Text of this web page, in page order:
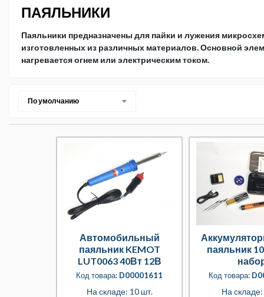
ПАЯЛЬНИКИ
Паяльники предназначены для пайки и лужения
изготовленных из различных материалов. Основной
нагревается огнем или электрическим током.
По умолчанию
Автомобильный
паяльник KEMOT
LUT0063 40Вт 12В
Код товара: D00001611
На складе: 10 шт.
паяльник
Код товара:
На